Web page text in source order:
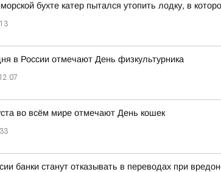
бухте катер пытался утопить лодку, в
в России отмечают День физкультурника
12:07
во всём мире отмечают День кошек
банки станут отказывать в переводах при